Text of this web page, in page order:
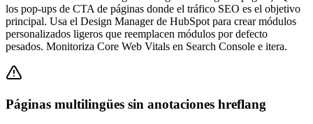
los pop-ups de CTA de páginas donde el tráfico SEO es el objetivo
principal. Usa el Design Manager de HubSpot para crear módulos
personalizados ligeros que reemplacen módulos por defecto
pesados. Monitoriza Core Web Vitals en Search Console e itera.
Páginas multilingües sin anotaciones hreflang